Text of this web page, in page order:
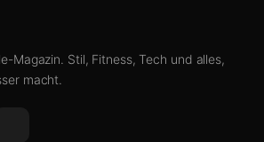
Magazin. Stil, Fitness, Tech und alles,
macht.